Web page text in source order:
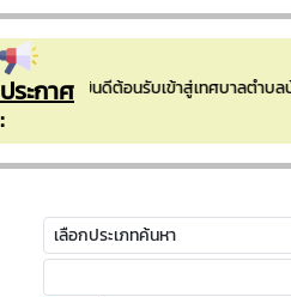
ประกาศ
:
ยินดีต้อนรับเข้าสู่เทศบาลตำบล